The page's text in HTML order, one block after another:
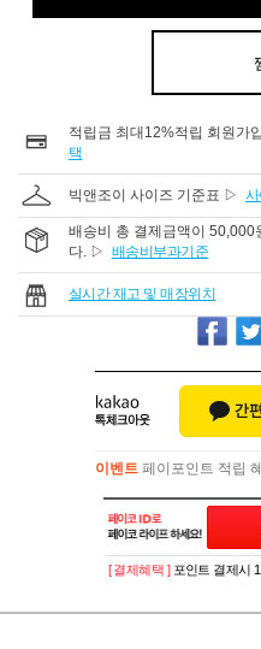
적립금 최대12%적립 회원가
택
빅앤조이 사이즈 기준표 ▷
배송비 총 결제금액이 50,000
다. ▷ 배송비부과기준
실시간 재고 및 매장위치
이벤트 페이포인트 적립
이벤트페이포인트 적립
[ 결제혜택 ] 포인트 결제시